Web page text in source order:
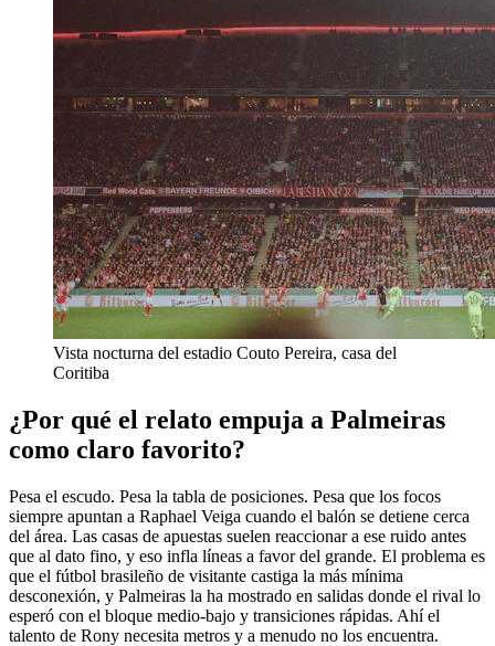
Vista nocturna del estadio Couto Pereira, casa del
Coritiba
¿Por qué el relato empuja a Palmeiras
como claro favorito?
Pesa el escudo. Pesa la tabla de posiciones. Pesa que los focos
siempre apuntan a Raphael Veiga cuando el balón se detiene cerca
del área. Las casas de apuestas suelen reaccionar a ese ruido antes
que al dato fino, y eso infla líneas a favor del grande. El problema es
que el fútbol brasileño de visitante castiga la más mínima
desconexión, y Palmeiras la ha mostrado en salidas donde el rival lo
esperó con el bloque medio-bajo y transiciones rápidas. Ahí el
talento de Rony necesita metros y a menudo no los encuentra.